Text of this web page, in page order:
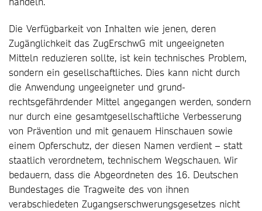
Die Verfügbarkeit von Inhalten wie jenen, deren
Zugänglichkeit das ZugErschwG mit ungeeigneten
Mitteln reduzieren sollte, ist kein technisches Problem,
sondern ein gesellschaftliches. Dies kann nicht durch
die Anwendung ungeeigneter und grund-
rechtsgefährdender Mittel angegangen werden, sondern
nur durch eine gesamtgesellschaftliche Verbesserung
von Prävention und mit genauem Hinschauen sowie
einem Opferschutz, der diesen Namen verdient – statt
staatlich verordnetem, technischem Wegschauen. Wir
bedauern, dass die Abgeordneten des 16. Deutschen
Bundestages die Tragweite des von ihnen
verabschiedeten Zugangserschwerungsgesetzes nicht